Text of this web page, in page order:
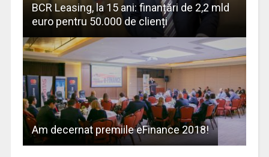
BCR Leasing, la 15 ani: finanțări de 2,2 mld
euro pentru 50.000 de clienți
Am decernat premiile eFinance 2018!